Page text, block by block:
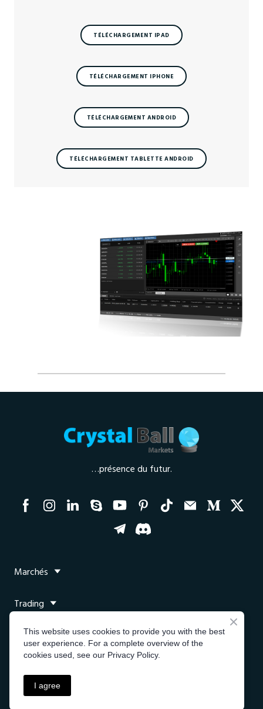
TÉLÉCHARGEMENT IPAD
TÉLÉCHARGEMENT IPHONE
TÉLÉCHARGEMENT ANDROID
TÉLÉCHARGEMENT TABLETTE ANDROID
…présence du futur.
Marchés
Trading
Plateforme
This website uses cookies to provide you with the best
user experience. For a complete overview of the
cookies used, see our Privacy Policy.
I agree